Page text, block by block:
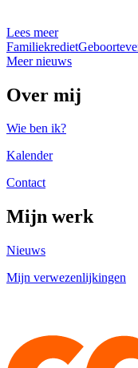
Lees meer
Familiekrediet
Meer nieuws
Over mij
Wie ben ik?
Kalender
Contact
Mijn werk
Nieuws
Mijn verwezenlijkingen